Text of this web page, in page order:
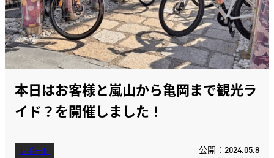
本日はお客様と嵐山から亀岡まで観光ラ
イド？を開催しました！
レポート
公開：2024.05.8